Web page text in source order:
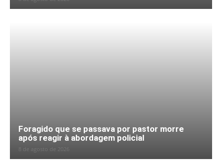
Foragido que se passava por pastor morre
após reagir à abordagem policial
8 de agosto de 2026